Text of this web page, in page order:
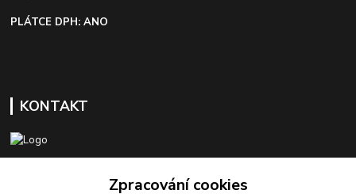
PLÁTCE DPH: ANO
KONTAKT
+420 603 418 822Zpracování cookies